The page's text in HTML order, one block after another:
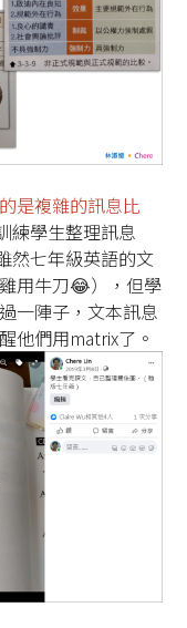
是複雜的訊息比
練學生整理訊息
然七年級英語的文
用牛刀😂），但學
一陣子，文本訊息
他們用matrix了。